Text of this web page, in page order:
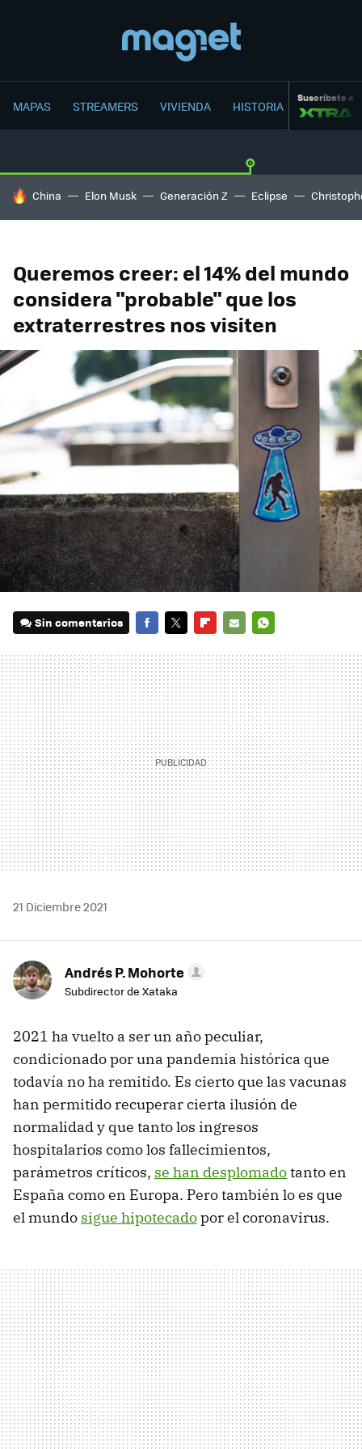
MAPAS STREAMERS VIVIENDA HISTORIA Suscríbete a
HOY SE HABLA DE
China Elon Musk Generación Z Eclipse
Queremos creer: el 14% del mundo
considera "probable" que los
extraterrestres nos visiten
Sin comentarios
MAIL
21 Diciembre 2021
Andrés P. Mohorte
Subdirector de Xataka
2021 ha vuelto a ser un año peculiar,
condicionado por una pandemia histórica que
todavía no ha remitido. Es cierto que las vacunas
han permitido recuperar cierta ilusión de
normalidad y que tanto los ingresos
hospitalarios como los fallecimientos,
parámetros críticos, se han desplomadotanto en
España como en Europa. Pero también lo es que
el mundo sigue hipotecadopor el coronavirus.